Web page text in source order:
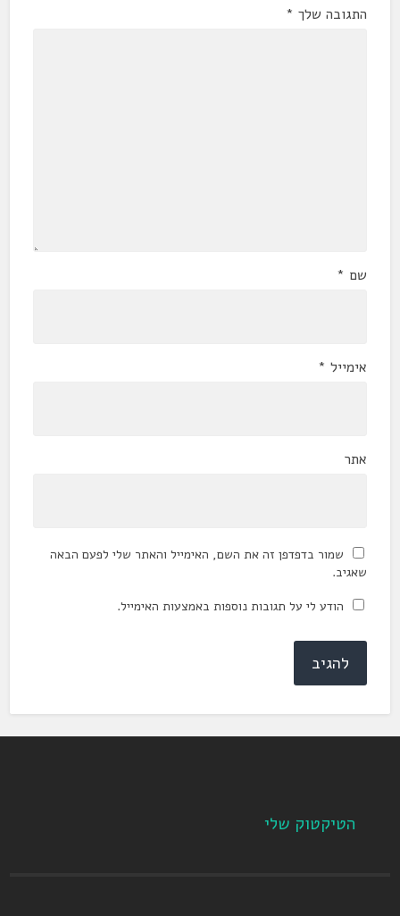
התגובה שלך *
שם *
אימייל *
אתר
שמור בדפדפן זה את השם, האימייל והאתר שלי לפעם הבאה
שאגיב.
הודע לי על תגובות נוספות באמצעות האימייל.
הטיקטוק שלי